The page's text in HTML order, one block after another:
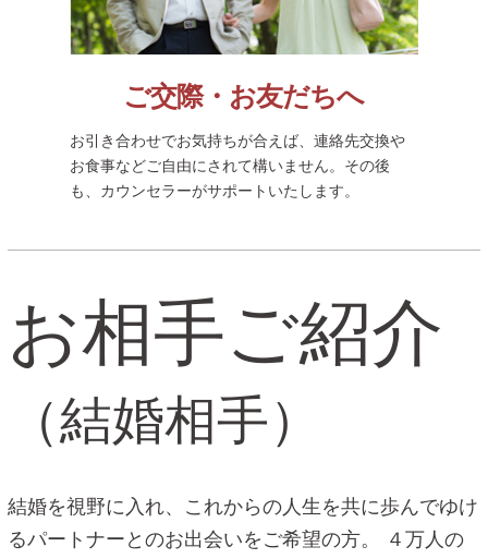
ご交際・お友だちへ
お引き合わせでお気持ちが合えば、連絡先交換や
お食事などご自由にされて構いません。その後
も、カウンセラーがサポートいたします。
お相手ご紹介
（結婚相手）
結婚を視野に入れ、これからの人生を共に歩んでゆけ
るパートナーとのお出会いをご希望の方。
４万人の